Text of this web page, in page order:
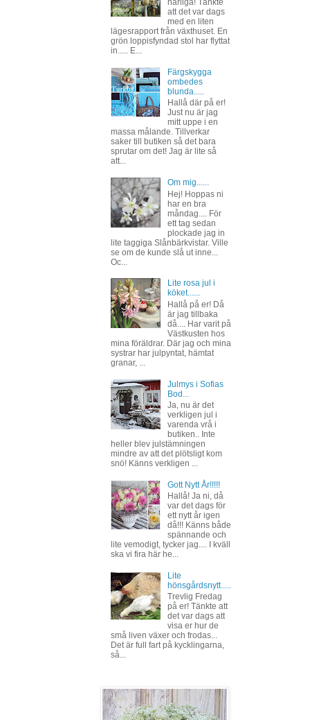
härliga! Tänkte
att det var dags
med en liten
lägesrapport från växthuset. En
grön loppisfyndad stol har flyttat
in..... E...
Färgskygga
ombedes
blunda.....
Hallå där på er!
Just nu är jag
mitt uppe i en
massa målande. Tillverkar
saker till butiken så det bara
sprutar om det! Jag är lite så
att...
Om mig......
Hej! Hoppas ni
har en bra
måndag.... För
ett tag sedan
plockade jag in
lite taggiga Slånbärkvistar. Ville
se om de kunde slå ut inne...
Oc...
Lite rosa jul i
köket......
Hallå på er! Då
är jag tillbaka
då.... Har varit på
Västkusten hos
mina föräldrar. Där jag och mina
systrar har julpyntat, hämtat
granar, ...
Julmys i Sofias
Bod...
Ja, nu är det
verkligen jul i
varenda vrå i
butiken.. Inte
heller blev julstämningen
mindre av att det plötsligt kom
snö! Känns verkligen ...
Gott Nytt År!!!!!
Hallå! Ja ni, då
var det dags för
ett nytt år igen
då!!! Känns både
spännande och
lite vemodigt, tycker jag.... I kväll
ska vi fira här he...
Lite
hönsgårdsnytt.....
Trevlig Fredag
på er! Tänkte att
det var dags att
visa er hur de
små liven växer och frodas...
Det är full fart på kycklingarna,
så...